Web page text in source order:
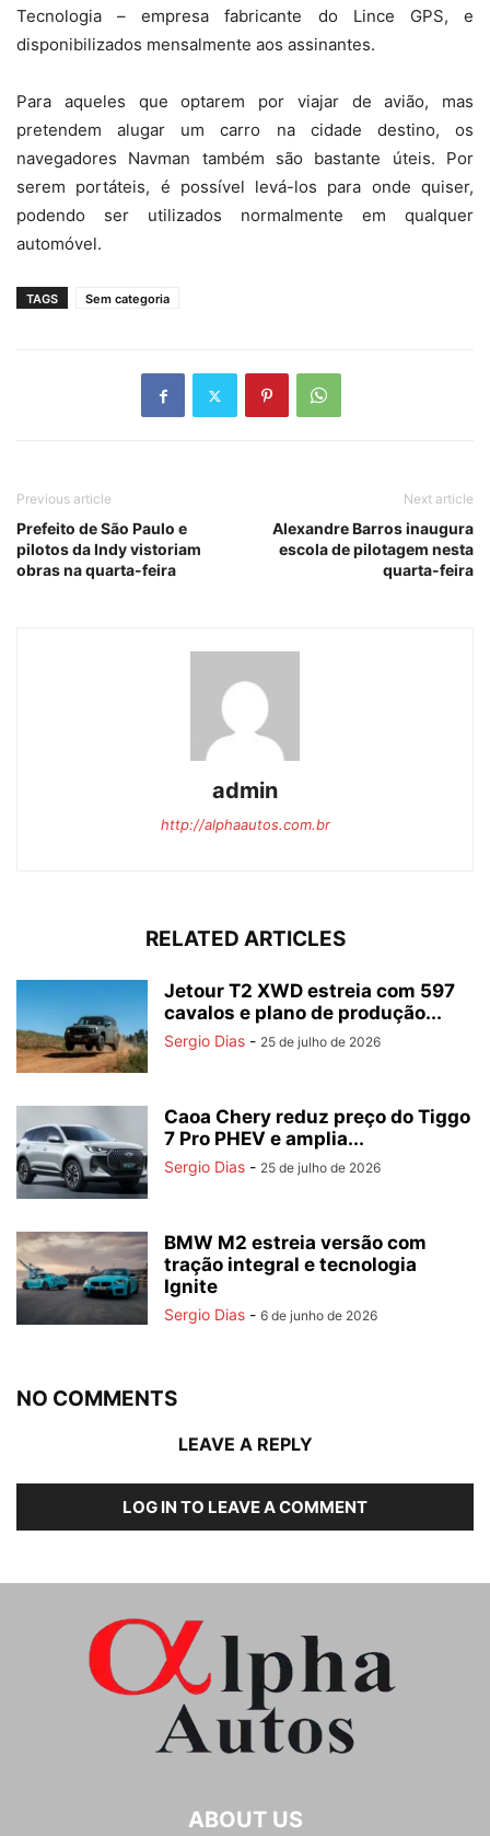
Tecnologia – empresa fabricante do Lince GPS, e
disponibilizados mensalmente aos assinantes.
Para aqueles que optarem por viajar de avião, mas
pretendem alugar um carro na cidade destino, os
navegadores Navman também são bastante úteis. Por
serem portáteis, é possível levá-los para onde quiser,
podendo ser utilizados normalmente em qualquer
automóvel.
TAGS Sem categoria
Previous article
Prefeito de São Paulo e
pilotos da Indy vistoriam
obras na quarta-feira
Next article
Alexandre Barros inaugura
escola de pilotagem nesta
quarta-feira
admin
http://alphaautos.com.br
RELATED ARTICLES
Jetour T2 XWD estreia com 597
cavalos e plano de produção...
Sergio Dias - 25 de julho de 2026
Caoa Chery reduz preço do Tiggo
7 Pro PHEV e amplia...
Sergio Dias - 25 de julho de 2026
BMW M2 estreia versão com
tração integral e tecnologia
Ignite
Sergio Dias - 6 de junho de 2026
NO COMMENTS
LEAVE A REPLY
LOG IN TO LEAVE A COMMENT
ABOUT US